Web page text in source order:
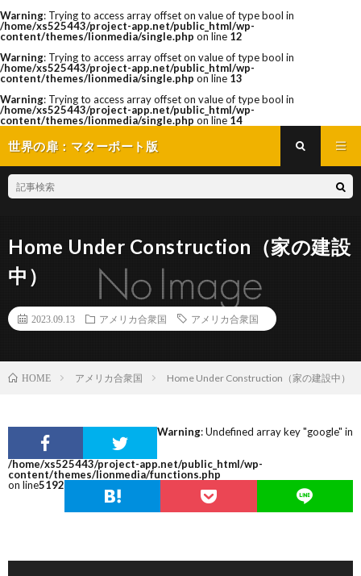
Warning: Trying to access array offset on value of type bool in
/home/xs525443/project-app.net/public_html/wp-
content/themes/lionmedia/single.php on line 12
Warning: Trying to access array offset on value of type bool in
/home/xs525443/project-app.net/public_html/wp-
content/themes/lionmedia/single.php on line 13
Warning: Trying to access array offset on value of type bool in
/home/xs525443/project-app.net/public_html/wp-
content/themes/lionmedia/single.php on line 14
世界の扉：マターポート版
Home Under Construction（家の建設
中）
2023.09.13 アメリカ合衆国 アメリカ合衆国
HOME アメリカ合衆国 Home Under Construction（家の建設中）
Warning: Undefined array key "google" in
/home/xs525443/project-app.net/public_html/wp-
content/themes/lionmedia/functions.php
on line5192